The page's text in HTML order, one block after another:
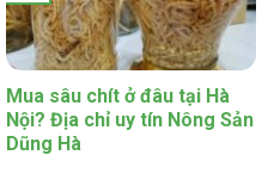
Mua sâu chít ở đâu tại Hà
Nội? Địa chỉ uy tín Nông Sản
Dũng Hà